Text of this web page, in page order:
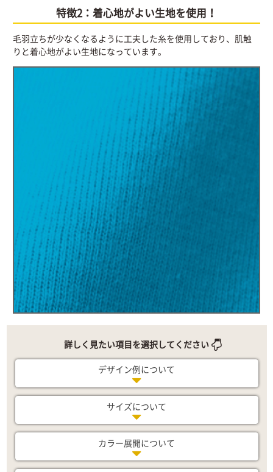
特徴2：着心地がよい生地を使用！
毛羽立ちが少なくなるように工夫した糸を使用しており、肌触
りと着心地がよい生地になっています。
詳しく見たい項目を選択してください
デザイン例について
サイズについて
カラー展開について